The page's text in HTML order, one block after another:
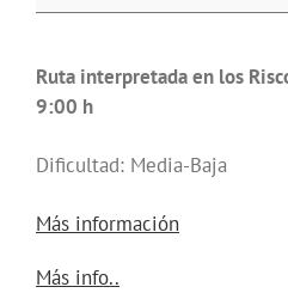
Risco
Ruta interpretada en los
9:00 h
Dificultad: Media-Baja
Más información
Más info..